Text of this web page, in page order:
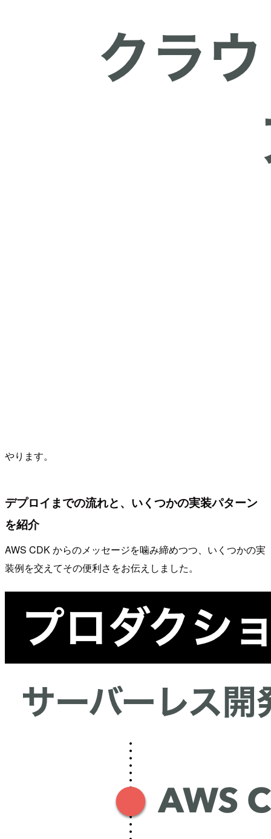
やります。
デプロイまでの流れと、いくつかの実装パターン
を紹介
AWS CDK からのメッセージを噛み締めつつ、いくつかの実
装例を交えてその便利さをお伝えしました。